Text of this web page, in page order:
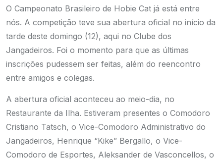
O Campeonato Brasileiro de Hobie Cat já está entre
nós. A competição teve sua abertura oficial no início da
tarde deste domingo (12), aqui no Clube dos
Jangadeiros. Foi o momento para que as últimas
inscrições pudessem ser feitas, além do reencontro
entre amigos e colegas.
A abertura oficial aconteceu ao meio-dia, no
Restaurante da Ilha. Estiveram presentes o Comodoro
Cristiano Tatsch, o Vice-Comodoro Administrativo do
Jangadeiros, Henrique “Kike” Bergallo, o Vice-
Comodoro de Esportes, Aleksander de Vasconcellos, o